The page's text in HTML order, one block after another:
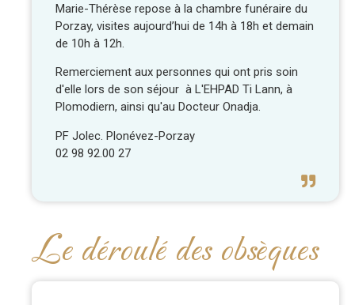
Marie-Thérèse repose à la chambre funéraire du
Porzay, visites aujourd’hui de 14h à 18h et demain
de 10h à 12h.
Remerciement aux personnes qui ont pris soin
d'elle lors de son séjour à L'EHPAD Ti Lann, à
Plomodiern, ainsi qu'au Docteur Onadja.
PF Jolec. Plonévez-Porzay
02 98 92.00 27
Le déroulé des obsèques